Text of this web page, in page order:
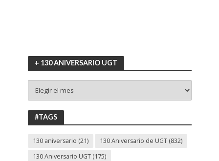
+ 130 ANIVERSARIO UGT
130
ANIVERSARIO
UGT
#TAGS
130 aniversario (21) 130 Aniversario de UGT(832)
130 Aniversario UGT(175)